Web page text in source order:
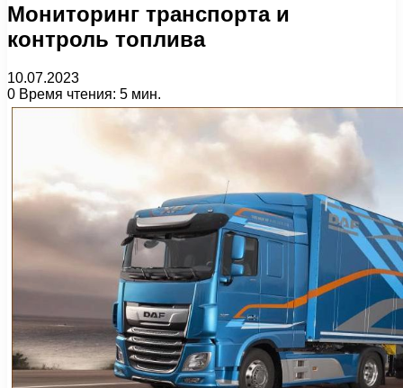
Мониторинг транспорта и
контроль топлива
10.07.2023
0 Время чтения: 5 мин.